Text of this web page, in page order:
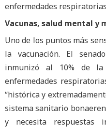
enfermedades
Vacunas, salud mental y
Uno de los puntos más
la vacunación. El
inmunizó al 10% de la
enfermedades
“histórica y
sistema sanitario
y necesita respuestas